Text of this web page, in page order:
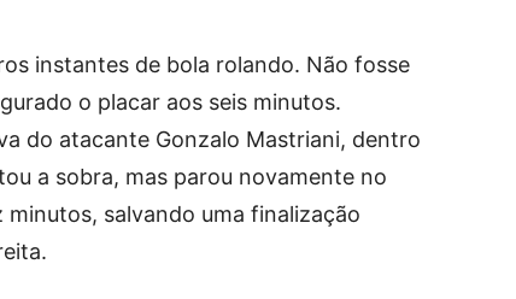
instantes de bola rolando. Não fosse
o placar aos seis minutos.
do atacante Gonzalo Mastriani, dentro
a sobra, mas parou novamente no
minutos, salvando uma finalização